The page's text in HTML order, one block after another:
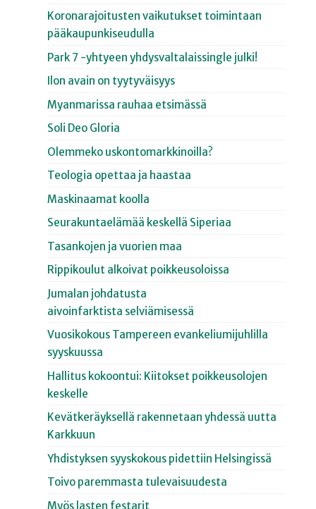
Koronarajoitusten vaikutukset toimintaan
pääkaupunkiseudulla
Park 7 -yhtyeen yhdysvaltalaissingle julki!
Ilon avain on tyytyväisyys
Myanmarissa rauhaa etsimässä
Soli Deo Gloria
Olemmeko uskontomarkkinoilla?
Teologia opettaa ja haastaa
Maskinaamat koolla
Seurakuntaelämää keskellä Siperiaa
Tasankojen ja vuorien maa
Rippikoulut alkoivat poikkeusoloissa
Jumalan johdatusta
aivoinfarktista selviämisessä
Vuosikokous Tampereen evankeliumijuhlilla
syyskuussa
Hallitus kokoontui: Kiitokset poikkeusolojen
keskelle
Kevätkeräyksellä rakennetaan yhdessä uutta
Karkkuun
Yhdistyksen syyskokous pidettiin Helsingissä
Toivo paremmasta tulevaisuudesta
Myös lasten festarit